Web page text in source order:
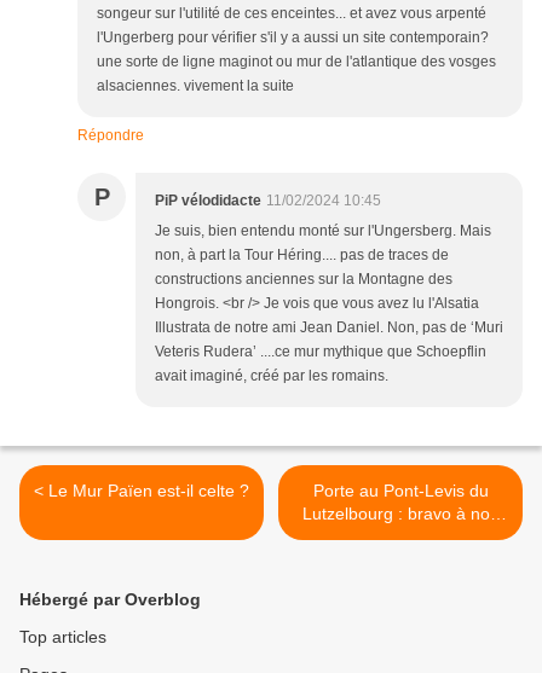
songeur sur l'utilité de ces enceintes... et avez vous arpenté
l'Ungerberg pour vérifier s'il y a aussi un site contemporain?
une sorte de ligne maginot ou mur de l'atlantique des vosges
alsaciennes. vivement la suite
Répondre
P PiP vélodidacte 11/02/2024 10:45
Je suis, bien entendu monté sur l'Ungersberg. Mais
non, à part la Tour Héring.... pas de traces de
constructions anciennes sur la Montagne des
Hongrois. <br /> Je vois que vous avez lu l'Alsatia
Illustrata de notre ami Jean Daniel. Non, pas de ‘Muri
Veteris Rudera’ ....ce mur mythique que Schoepflin
avait imaginé, créé par les romains.
< Le Mur Païen est-il celte ?
Porte au Pont-Levis du
Lutzelbourg : bravo à nos
maçons et merci à
Hébergé par Overblog
Top articles